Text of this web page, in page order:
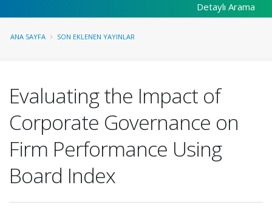
Detaylı Arama
ANA SAYFA SON EKLENEN YAYINLAR
Evaluating the Impact of
Corporate Governance on
Firm Performance Using
Board Index